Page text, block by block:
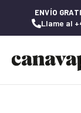
ENVÍO
Llame al